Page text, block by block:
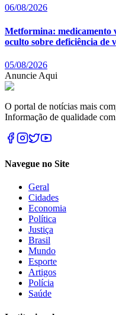
06/08/2026
Metformina: medicamento
oculto sobre deficiência de
05/08/2026
Anuncie Aqui
O portal de notícias mais
Informação de qualidade
Navegue no Site
Geral
Cidades
Economia
Política
Justiça
Brasil
Mundo
Esporte
Artigos
Polícia
Saúde